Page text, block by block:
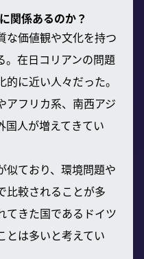
関係あるのか？
な価値観や文化を持つ
。在日コリアンの問題
に近い人々だった。
アフリカ系、南西アジ
国人が増えてきてい
似ており、環境問題や
比較されることが多
てきた国であるドイツ
とは多いと考えてい